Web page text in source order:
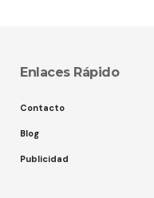
Enlaces Rápido
Contacto
Blog
Publicidad